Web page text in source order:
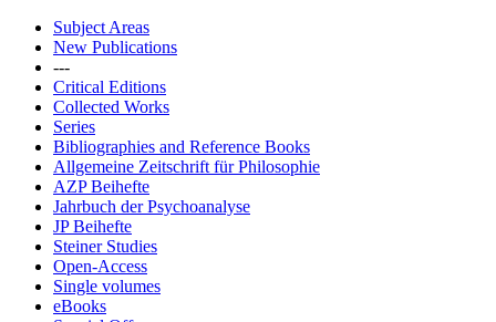
Subject Areas
New Publications
---
Critical Editions
Collected Works
Series
Bibliographies and Reference Books
Allgemeine Zeitschrift für Philosophie
AZP Beihefte
Jahrbuch der Psychoanalyse
JP Beihefte
Steiner Studies
Open-Access
Single volumes
eBooks